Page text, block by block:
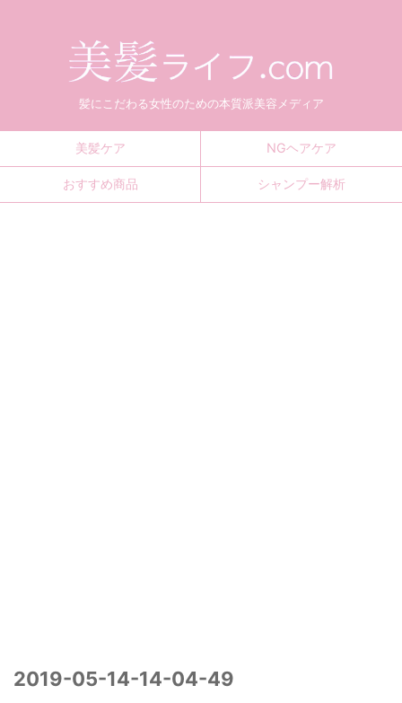
髪にこだわる女性のための本質派美容メディア
美髪ケア NGヘアケア
おすすめ商品 シャンプー解析
2019-05-14-14-04-49